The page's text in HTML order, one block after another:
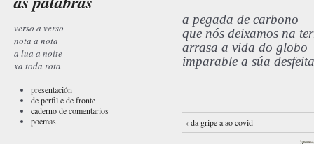
verso a verso
nota a nota
a lua a noite
xa toda rota
presentación
de perfil e de fronte
caderno de comentarios
poemas
a pegada de carbono
que nós deixamos na
arrasa a vida do globo
imparable a súa desfeita
‹ da gripe a ao covid